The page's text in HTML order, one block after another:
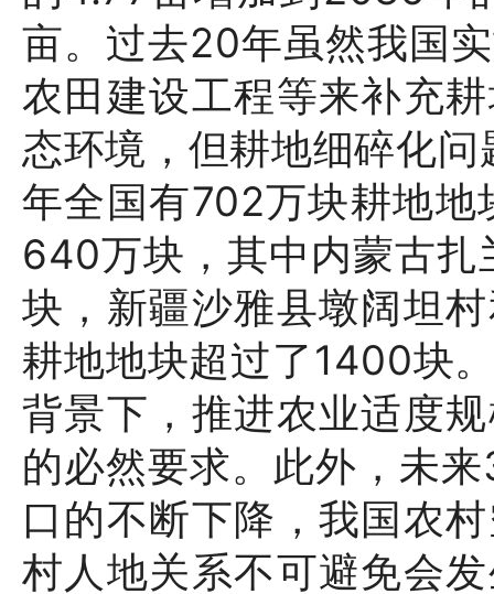
亩。过去20年虽然我国
农田建设工程等来补充
态环境，但耕地细碎化
年全国有702万块耕地
640万块，其中内蒙古
块，新疆沙雅县墩阔坦
耕地地块超过了1400块
背景下，推进农业适度
的必然要求。此外，未
口的不断下降，我国农
村人地关系不可避免会